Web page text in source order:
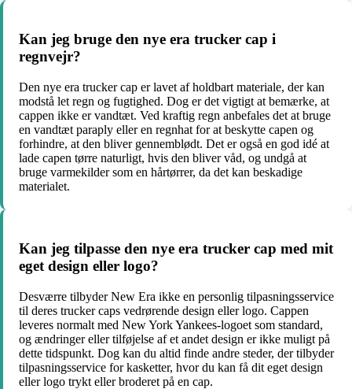
Kan jeg bruge den nye era trucker cap i
regnvejr?
Den nye era trucker cap er lavet af holdbart materiale, der kan
modstå let regn og fugtighed. Dog er det vigtigt at bemærke, at
cappen ikke er vandtæt. Ved kraftig regn anbefales det at bruge
en vandtæt paraply eller en regnhat for at beskytte capen og
forhindre, at den bliver gennemblødt. Det er også en god idé at
lade capen tørre naturligt, hvis den bliver våd, og undgå at
bruge varmekilder som en hårtørrer, da det kan beskadige
materialet.
Kan jeg tilpasse den nye era trucker cap med mit
eget design eller logo?
Desværre tilbyder New Era ikke en personlig tilpasningsservice
til deres trucker caps vedrørende design eller logo. Cappen
leveres normalt med New York Yankees-logoet som standard,
og ændringer eller tilføjelse af et andet design er ikke muligt på
dette tidspunkt. Dog kan du altid finde andre steder, der tilbyder
tilpasningsservice for kasketter, hvor du kan få dit eget design
eller logo trykt eller broderet på en cap.